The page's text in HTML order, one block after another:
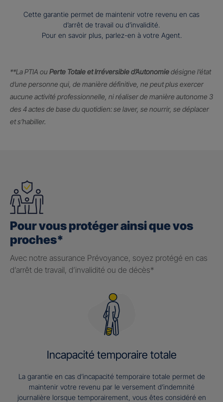
Cette garantie permet de maintenir votre revenu en cas
d’arrêt de travail ou d’invalidité.
Pour en savoir plus, parlez-en à votre Agent.
**La PTIA ou Perte Totale et Irréversible d’Autonomiedésigne l’état
d’une personne qui, de manière définitive, ne peut plus exercer
aucune activité professionnelle, ni réaliser de manière autonome 3
des 4 actes de base du quotidien: se laver, se nourrir, se déplacer
et s’habiller.
Pour vous protéger ainsi que vos
proches*
Avec notre assurance Prévoyance, soyez protégé en cas
d’arrêt de travail, d’invalidité ou de décès*
Incapacité temporaire totale
La garantie en cas d’incapacité temporaire totale permet de
maintenir votre revenu par le versement d’indemnité
journalière lorsque temporairement, vous êtes considéré en